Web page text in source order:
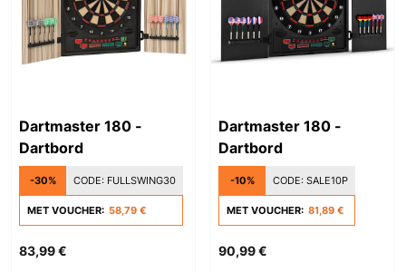
Dartmaster 180 -
Dartbord
-30% CODE: FULLSWING30
MET VOUCHER: 58,79 €
83,99 €
Dartmaster 180 -
Dartbord
-10% CODE: SALE10P
MET VOUCHER: 81,89 €
90,99 €